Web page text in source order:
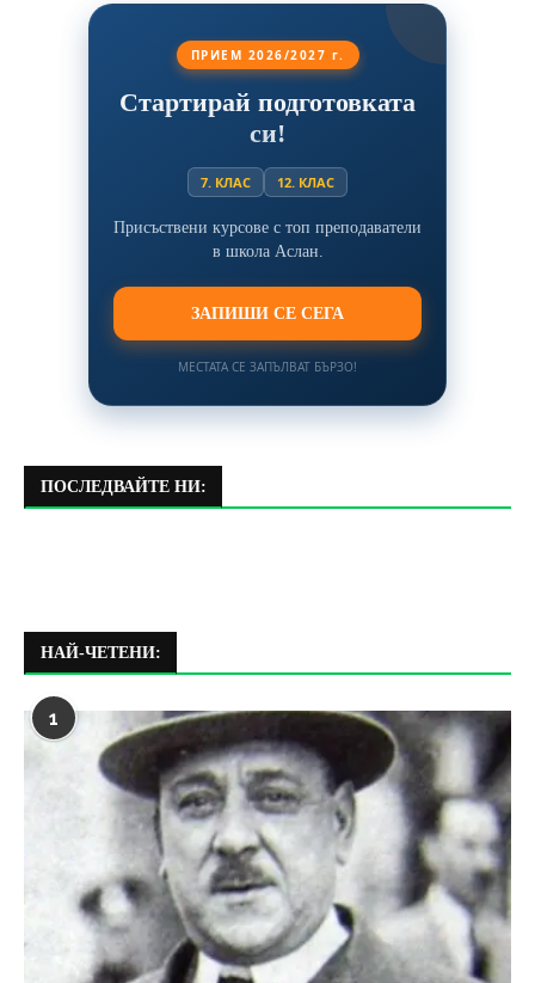
ПРИЕМ 2026/2027 г.
Стартирай подготовката
си!
7. КЛАС 12. КЛАС
Присъствени курсове с топ преподаватели
в школа Аслан.
ЗАПИШИ СЕ СЕГА
МЕСТАТА СЕ ЗАПЪЛВАТ БЪРЗО!
ПОСЛЕДВАЙТЕ НИ:
НАЙ-ЧЕТЕНИ:
1